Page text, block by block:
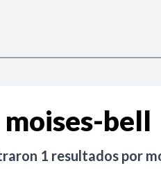
moises-bell
1 resultados por